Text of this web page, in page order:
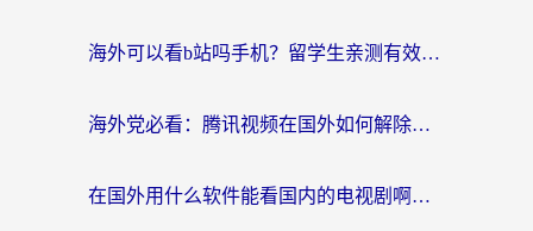
海外可以看b站吗手机？留学生亲测有效的回国加速指南
海外党必看：腾讯视频在国外如何解除地域限制？附优酷咪咕使用指南
在国外用什么软件能看国内的电视剧啊？留学生亲测有效的回国加速方案